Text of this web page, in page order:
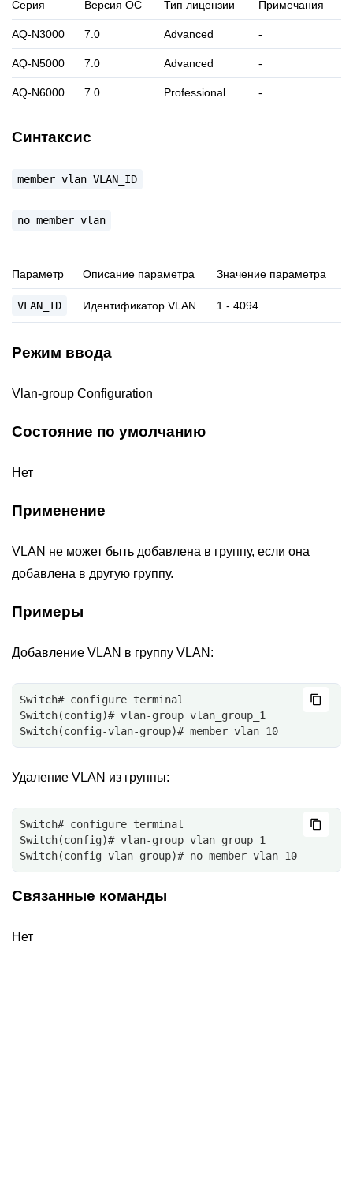
Серия Версия ОС Тип лицензии Примечания
AQ-N3000 7.0 Advanced -
AQ-N5000 7.0 Advanced -
AQ-N6000 7.0 Professional -
Синтаксис
member vlan VLAN_ID
no member vlan
Параметр Описание параметра Значение параметра
VLAN_ID Идентификатор VLAN 1 - 4094
Режим ввода
Vlan-group Configuration
Состояние по умолчанию
Нет
Применение
VLAN не может быть добавлена в группу, если она
добавлена в другую группу.
Примеры
Добавление VLAN в группу VLAN:
Switch# configure terminal
Switch(config)# vlan-group vlan_group_1
Switch(config-vlan-group)# member vlan 10
Удаление VLAN из группы:
Switch# configure terminal
Switch(config)# vlan-group vlan_group_1
Switch(config-vlan-group)# no member vlan 10
Связанные команды
Нет